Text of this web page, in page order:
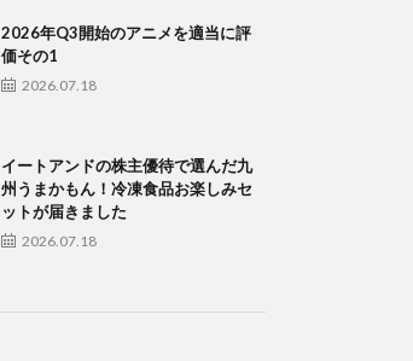
2026年Q3開始のアニメを適当に評
価その1
2026.07.18
イートアンドの株主優待で選んだ九
州うまかもん！冷凍食品お楽しみセ
ットが届きました
2026.07.18